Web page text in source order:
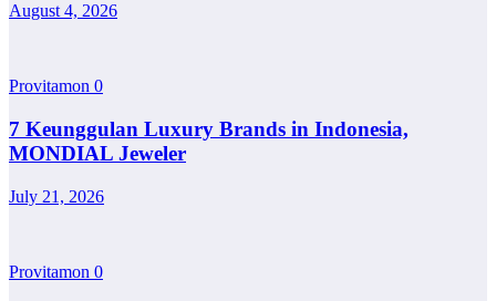
August 4, 2026
Provitamon 0
7 Keunggulan Luxury Brands in Indonesia,
MONDIAL Jeweler
July 21, 2026
Provitamon 0